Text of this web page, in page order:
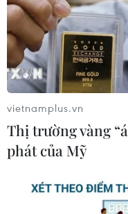
vietnamplus.vn
Thị trường vàng
phát của Mỹ